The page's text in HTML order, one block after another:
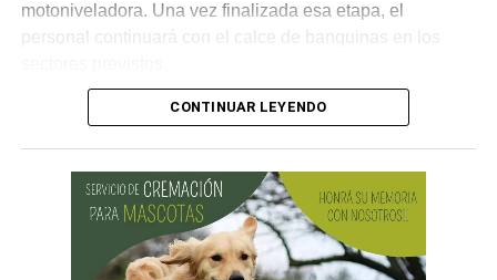
motoniveladora. Una vez finalizada esa etapa, el
personal continuará con el calce de banquinas en los
CONTINUAR LEYENDO